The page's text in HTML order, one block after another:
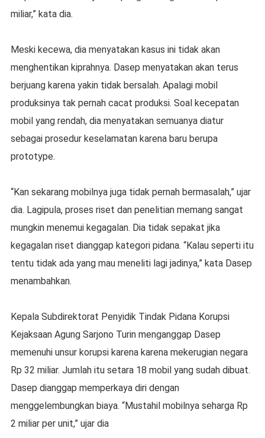
miliar,” kata dia.
Meski kecewa, dia menyatakan kasus ini tidak akan
menghentikan kiprahnya. Dasep menyatakan akan terus
berjuang karena yakin tidak bersalah. Apalagi mobil
produksinya tak pernah cacat produksi. Soal kecepatan
mobil yang rendah, dia menyatakan semuanya diatur
sebagai prosedur keselamatan karena baru berupa
prototype.
“Kan sekarang mobilnya juga tidak pernah bermasalah,” ujar
dia. Lagipula, proses riset dan penelitian memang sangat
mungkin menemui kegagalan. Dia tidak sepakat jika
kegagalan riset dianggap kategori pidana. “Kalau seperti itu
tentu tidak ada yang mau meneliti lagi jadinya,” kata Dasep
menambahkan.
Kepala Subdirektorat Penyidik Tindak Pidana Korupsi
Kejaksaan Agung Sarjono Turin menganggap Dasep
memenuhi unsur korupsi karena karena mekerugian negara
Rp 32 miliar. Jumlah itu setara 18 mobil yang sudah dibuat.
Dasep dianggap memperkaya diri dengan
menggelembungkan biaya. “Mustahil mobilnya seharga Rp
2 miliar per unit,” ujar dia